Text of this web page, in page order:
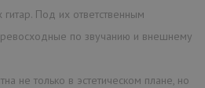
гитар. Под их ответственным
по звучанию и внешнему
не только в эстетическом плане, но